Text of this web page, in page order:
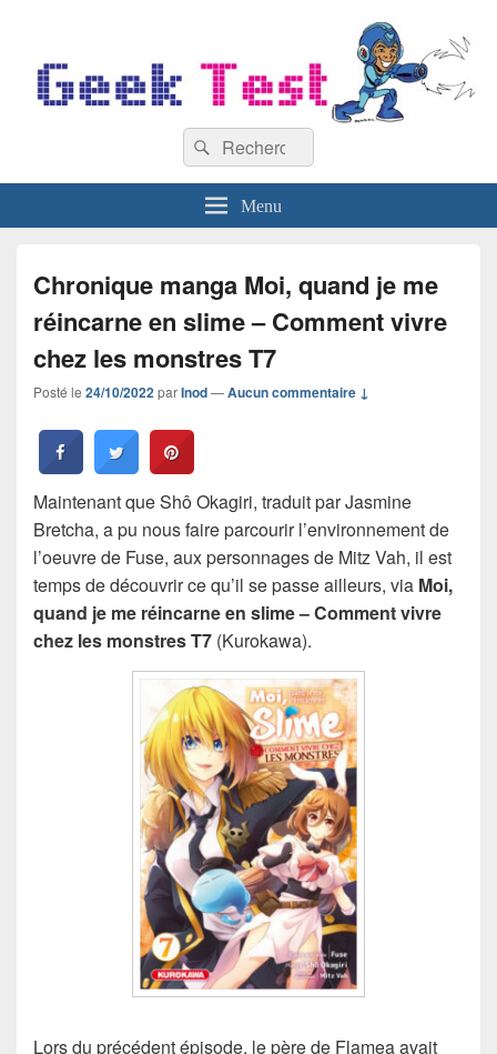
Recherche :
Rechercher
Menu
Chronique manga Moi, quand je me
réincarne en slime – Comment vivre
chez les monstres T7
Posté le 24/10/2022parInod—Aucun commentaire ↓
Maintenant que Shô Okagiri, traduit par Jasmine
Bretcha, a pu nous faire parcourir l’environnement de
l’oeuvre de Fuse, aux personnages de Mitz Vah, il est
temps de découvrir ce qu’il se passe ailleurs, via Moi,
quand je me réincarne en slime – Comment vivre
chez les monstres T7 (Kurokawa).
Lors du précédent épisode, le père de Flamea avait